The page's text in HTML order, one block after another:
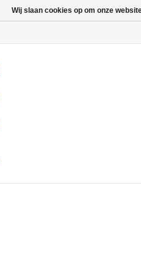
Wij slaan cookies op om onze